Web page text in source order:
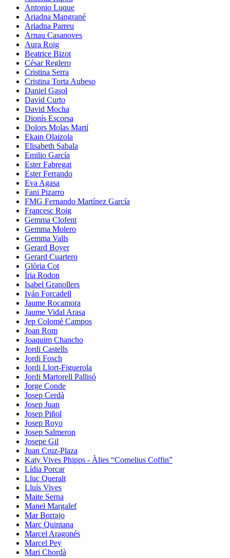
Antonio Luque
Ariadna Mangrané
Ariadna Parreu
Arnau Casanoves
Aura Roig
Beatrice Bizot
César Reglero
Cristina Serra
Cristina Torta Aubeso
Daniel Gasol
David Curto
David Mocha
Dionís Escorsa
Dolors Molas Martí
Ekain Olaizola
Elisabeth Sabala
Emilio García
Ester Fabregat
Ester Ferrando
Eva Agasa
Fani Pizarro
FMG Fernando Martínez García
Francesc Roig
Gemma Clofent
Gemma Molero
Gemma Valls
Gerard Boyer
Gerard Cuartero
Glòria Cot
Íria Rodon
Isabel Granollers
Iván Forcadell
Jaume Rocamora
Jaume Vidal Arasa
Jep Colomé Campos
Joan Rom
Joaquim Chancho
Jordi Castells
Jordi Fosch
Jordi Llort-Figuerola
Jordi Martorell Pallisó
Jorge Conde
Josep Cerdà
Josep Juan
Josep Piñol
Josep Royo
Josep Salmeron
Josepe Gil
Juan Cruz-Plaza
Katy Vives Phipps - Àlies “Cornelius Coffin”
Lídia Porcar
Lluc Queralt
Lluís Vives
Maite Serna
Manel Margalef
Mar Borrajo
Marc Quintana
Marcel Aragonés
Marcel Pey
Mari Chordà